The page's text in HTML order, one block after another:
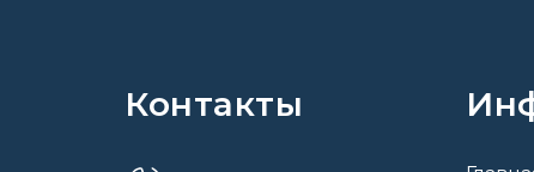
Контакты